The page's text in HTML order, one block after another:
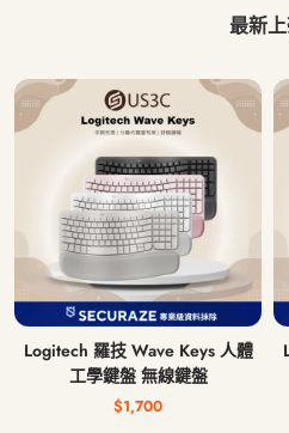
最新
Logitech 羅技 Wave Keys 人體
工學鍵盤 無線鍵盤
$1,700